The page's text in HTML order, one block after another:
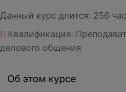
Данный курс длится: 256
Квалификация:
делового общения
Об этом курсе